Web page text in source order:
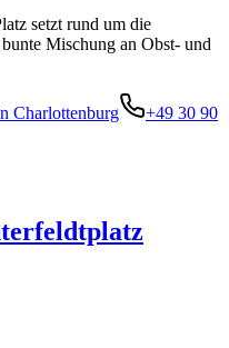
setzt rund um die
Mischung an Obst- und
Charlottenburg
+49 30 90